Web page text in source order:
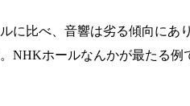
に比べ、音響は劣る傾向に
NHKホールなんかが最たる例